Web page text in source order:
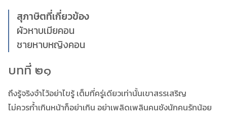
สุภาษิตที่เกี่ยวข้อง
ผัวหาบเมียคอน
ชายหาบหญิงคอน
บทที่ ๒๑
ถึงรู้จริงจำไว้อย่าไขรู้ เต็มที่ครู่เดียวเท่านั้นเขาสรรเสริญ
ไม่ควรก้ำเกินหน้าก็อย่าเกิน อย่าเพลิดเพลินคนชังนักคนรักน้อย